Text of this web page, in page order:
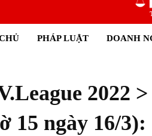
PHÁP LUẬT DOANH
2022
15 ngày 16/